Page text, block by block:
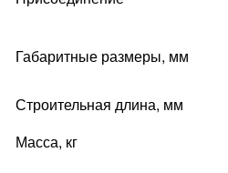
Габаритные размеры, мм
Строительная длина, мм
Масса, кг